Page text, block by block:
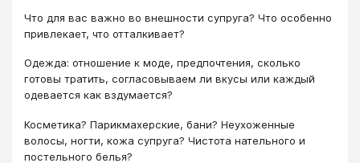
Что для вас важно во внешности супруга? Что особенно
привлекает, что отталкивает?
Одежда: отношение к моде, предпочтения, сколько
готовы тратить, согласовываем ли вкусы или каждый
одевается как вздумается?
Косметика? Парикмахерские, бани? Неухоженные
волосы, ногти, кожа супруга? Чистота нательного и
постельного белья?